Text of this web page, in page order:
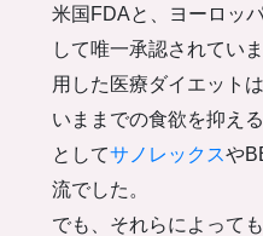
米国FDAと、ヨーロッ
して唯一承認されてい
用した医療ダイエット
いままでの食欲を抑え
としてサノレックスや
流でした。
でも、それらによって